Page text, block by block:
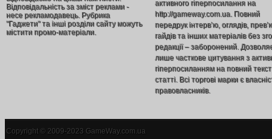
Відповідальність за зміст реклами -
несе рекламодавець. Рубрика
"Гаджети" та інші розділи сайту можуть
містити промо-матеріали.
активного гіперпосилання на
http://gameway.com.ua. Повний
передрук інтерв’ю, оглядів,
гайдів та інших матеріалів без
редакції – заборонений.
лише часткове цитування з
гіперпосиланням на повний текст
статті. Всі торгові марки є
правовласників.
Copyright © 2009-2023 GameWay.com.ua